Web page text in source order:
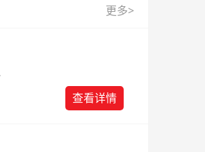
更多>
查看详情